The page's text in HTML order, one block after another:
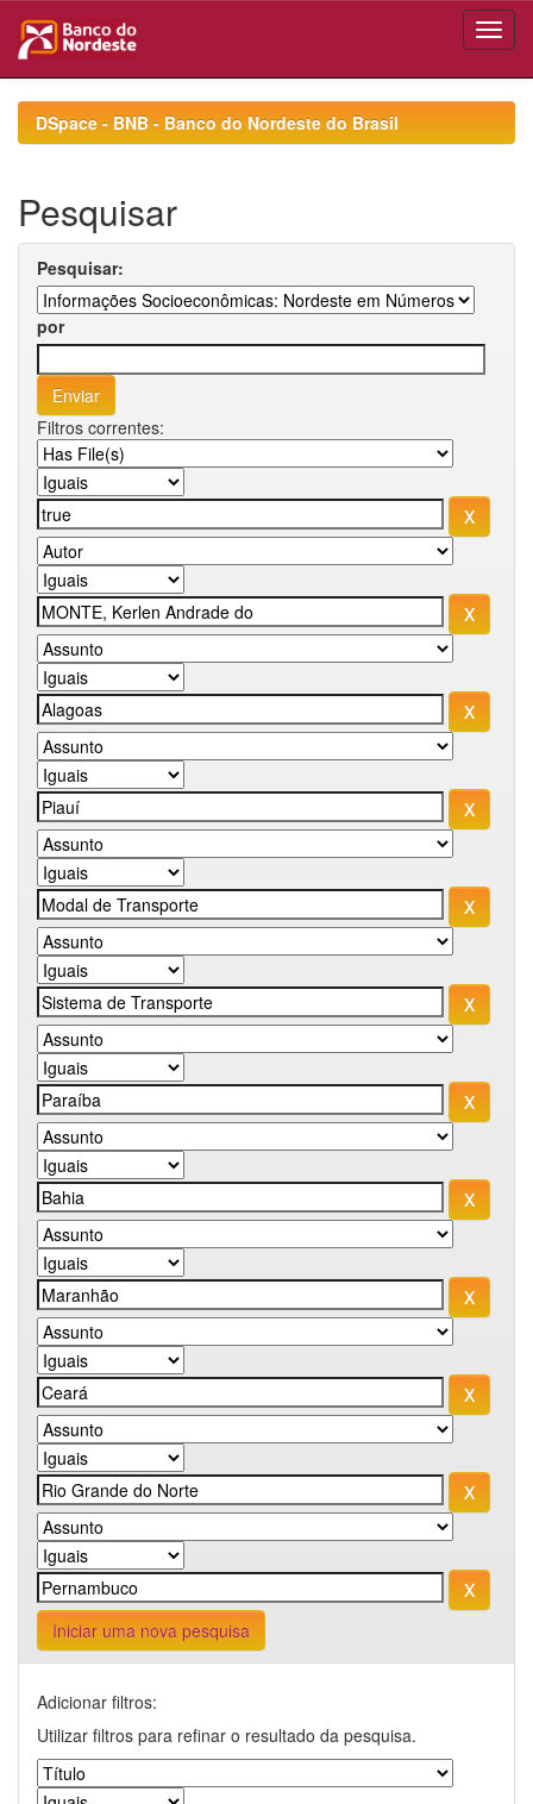
navigationDSpace - BNB - Banco do Nordeste do Brasil
Pesquisar
Pesquisar:
por
Filtros correntes:
Iniciar uma nova pesquisa
Adicionar filtros:
Utilizar filtros para refinar o resultado da pesquisa.